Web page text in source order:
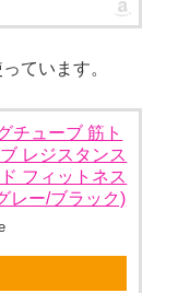
ています。
チューブ 筋ト
レジスタンス
フィットネス
レー/ブラック)